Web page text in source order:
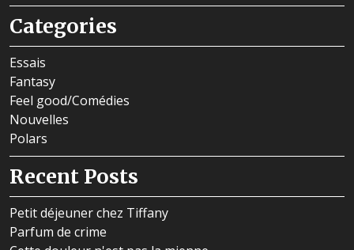
Categories
Essais
Fantasy
Feel good/Comédies
Nouvelles
Polars
Recent Posts
Petit déjeuner chez Tiffany
Parfum de crime